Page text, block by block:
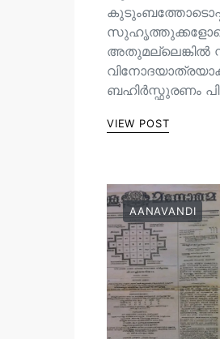
അതുമല്ലെങ്കിൽ
ബഹിർസ്ഫുരണം
VIEW POST
AANAVANDI